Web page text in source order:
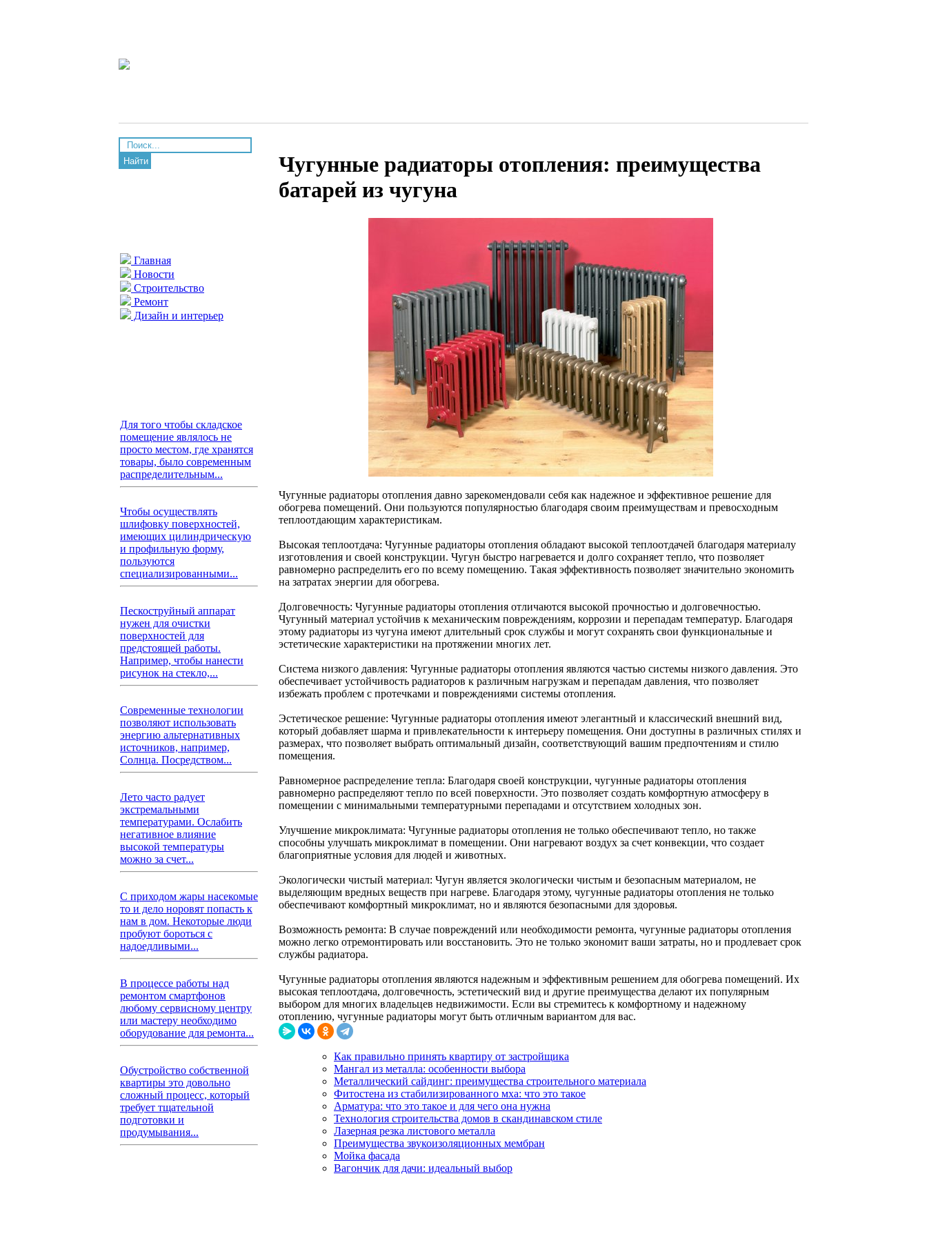
Найти
Главная
Новости
Строительство
Ремонт
Дизайн и интерьер
Для того чтобы складское
помещение являлось не
просто местом, где хранятся
товары, было современным
распределительным...
Чтобы осуществлять
шлифовку поверхностей,
имеющих цилиндрическую
и профильную форму,
пользуются
специализированными...
Пескоструйный аппарат
нужен для очистки
поверхностей для
предстоящей работы.
Например, чтобы нанести
рисунок на стекло,...
Современные технологии
позволяют использовать
энергию альтернативных
источников, например,
Солнца. Посредством...
Лето часто радует
экстремальными
температурами. Ослабить
негативное влияние
высокой температуры
можно за счет...
С приходом жары насекомые
то и дело норовят попасть к
нам в дом. Некоторые люди
пробуют бороться с
надоедливыми...
В процессе работы над
ремонтом смартфонов
любому сервисному центру
или мастеру необходимо
оборудование для ремонта...
Обустройство собственной
квартиры это довольно
сложный процесс, который
требует тщательной
подготовки и
продумывания...
Чугунные радиаторы отопления: преимущества
батарей из чугуна
Чугунные радиаторы отопления давно зарекомендовали себя как надежное и эффективное решение для
обогрева помещений. Они пользуются популярностью благодаря своим преимуществам и превосходным
теплоотдающим характеристикам.
Высокая теплоотдача: Чугунные радиаторы отопления обладают высокой теплоотдачей благодаря материалу
изготовления и своей конструкции. Чугун быстро нагревается и долго сохраняет тепло, что позволяет
равномерно распределить его по всему помещению. Такая эффективность позволяет значительно экономить
на затратах энергии для обогрева.
Долговечность: Чугунные радиаторы отопления отличаются высокой прочностью и долговечностью.
Чугунный материал устойчив к механическим повреждениям, коррозии и перепадам температур. Благодаря
этому радиаторы из чугуна имеют длительный срок службы и могут сохранять свои функциональные и
эстетические характеристики на протяжении многих лет.
Система низкого давления: Чугунные радиаторы отопления являются частью системы низкого давления. Это
обеспечивает устойчивость радиаторов к различным нагрузкам и перепадам давления, что позволяет
избежать проблем с протечками и повреждениями системы отопления.
Эстетическое решение: Чугунные радиаторы отопления имеют элегантный и классический внешний вид,
который добавляет шарма и привлекательности к интерьеру помещения. Они доступны в различных стилях и
размерах, что позволяет выбрать оптимальный дизайн, соответствующий вашим предпочтениям и стилю
помещения.
Равномерное распределение тепла: Благодаря своей конструкции, чугунные радиаторы отопления
равномерно распределяют тепло по всей поверхности. Это позволяет создать комфортную атмосферу в
помещении с минимальными температурными перепадами и отсутствием холодных зон.
Улучшение микроклимата: Чугунные радиаторы отопления не только обеспечивают тепло, но также
способны улучшать микроклимат в помещении. Они нагревают воздух за счет конвекции, что создает
благоприятные условия для людей и животных.
Экологически чистый материал: Чугун является экологически чистым и безопасным материалом, не
выделяющим вредных веществ при нагреве. Благодаря этому, чугунные радиаторы отопления не только
обеспечивают комфортный микроклимат, но и являются безопасными для здоровья.
Возможность ремонта: В случае повреждений или необходимости ремонта, чугунные радиаторы отопления
можно легко отремонтировать или восстановить. Это не только экономит ваши затраты, но и продлевает срок
службы радиатора.
Чугунные радиаторы отопления являются надежным и эффективным решением для обогрева помещений. Их
высокая теплоотдача, долговечность, эстетический вид и другие преимущества делают их популярным
выбором для многих владельцев недвижимости. Если вы стремитесь к комфортному и надежному
отоплению, чугунные радиаторы могут быть отличным вариантом для вас.
Как правильно принять квартиру от застройщика
Мангал из металла: особенности выбора
Металлический сайдинг: преимущества строительного материала
Фитостена из стабилизированного мха: что это такое
Арматура: что это такое и для чего она нужна
Технология строительства домов в скандинавском стиле
Лазерная резка листового металла
Преимущества звукоизоляционных мембран
Мойка фасада
Вагончик для дачи: идеальный выбор